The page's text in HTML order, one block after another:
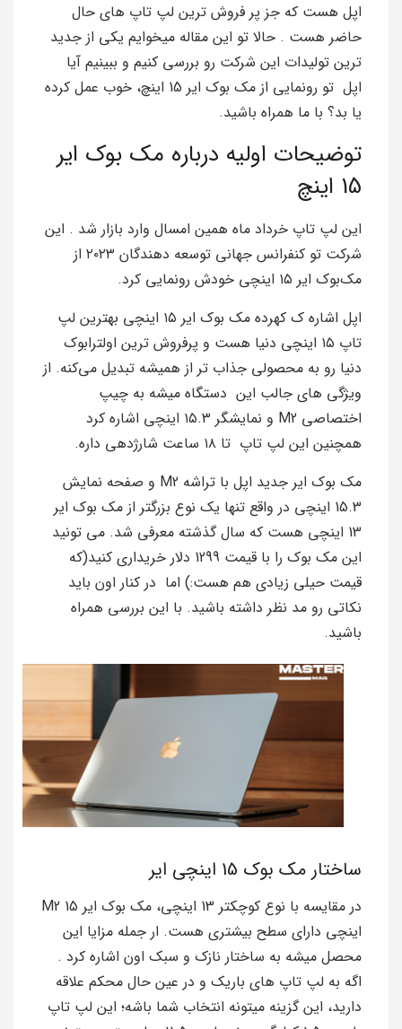
اپل هست که جز پر فروش ترین لپ تاپ های حال
حاضر هست . حالا تو این مقاله میخوایم یکی از جدید
ترین تولیدات این شرکت رو بررسی کنیم و ببینیم آیا
اپل تو رونمایی از مک بوک ایر 15 اینچ، خوب عمل کرده
یا بد؟ با ما همراه باشید.
توضیحات اولیه درباره مک بوک ایر
15 اینچ
این لپ تاپ خرداد ماه همین امسال وارد بازار شد . این
شرکت تو کنفرانس جهانی توسعه‌ دهندگان ۲۰۲۳ از
مک‌بوک ایر ۱۵ اینچی خودش رونمایی کرد.
اپل اشاره ک کهرده مک بوک ایر ۱۵ اینچی بهترین لپ‌
تاپ ۱۵ اینچی دنیا هست و پرفروش‌ ترین اولترابوک
دنیا رو به محصولی جذاب‌ تر از همیشه تبدیل می‌کنه. از
ویژگی های جالب این دستگاه میشه به چیپ
اختصاصی M2 و نمایشگر ۱۵.۳ اینچی اشاره کرد
همچنین این لپ تاپ تا ۱۸ ساعت شارژدهی داره.
مک بوک ایر جدید اپل با تراشه M2 و صفحه نمایش
15.3 اینچی در واقع تنها یک نوع بزرگتر از مک بوک ایر
13 اینچی هست که سال گذشته معرفی شد. می‌ تونید
این مک بوک را با قیمت 1299 دلار خریداری کنید(که
قیمت حیلی زیادی هم هست:) اما در کنار اون باید
نکاتی رو مد نظر داشته باشید. با این بررسی همراه
باشید.
ساختار مک بوک 15 اینچی ایر
در مقایسه با نوع کوچکتر 13 اینچی، مک بوک ایر M2 15
اینچی دارای سطح بیشتری هست. ار جمله مزایا این
محصل میشه به ساختار نازک و سبک اون اشاره کرد .
اگه به لپ تاپ های باریک و در عین حال محکم علاقه
دارید، این گزینه میتونه انتخاب شما باشه؛ این لپ تاپ